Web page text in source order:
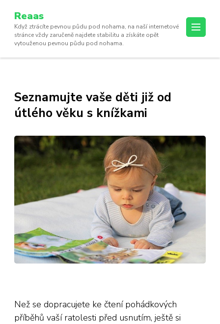
Reaas
Když ztrácíte pevnou půdu pod nohama, na naší internetové
stránce vždy zaručeně najdete stabilitu a získáte opět
vytouženou pevnou půdu pod nohama.
Seznamujte vaše děti již od
útlého věku s knížkami
Než se dopracujete ke čtení pohádkových
příběhů vaší ratolesti před usnutím, ještě si